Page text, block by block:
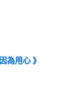
為用心 》